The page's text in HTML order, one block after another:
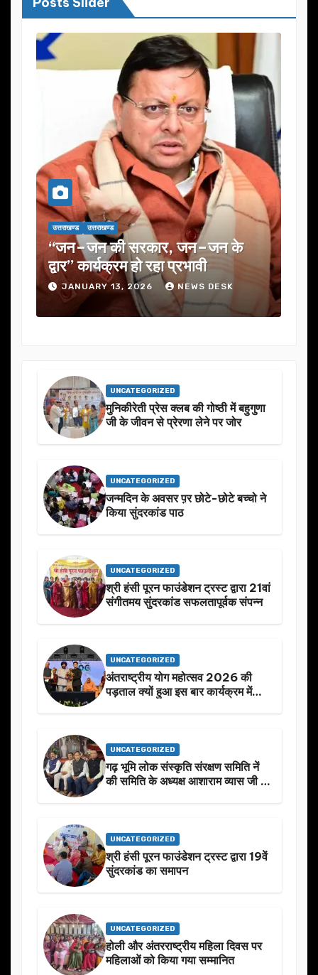
जन–जन के
NEWS DESK
उत्तराखण्ड उत्तराखण्ड
यूजेवीएन लिमिटेड की 132वीं बोर्ड
में कई अहम प्रस्तावों को मंजूरी
JANUARY 13, 2026 NEWS DESK
UNCATEGORIZED
मुनिकीरेती प्रेस क्लब की गोष्ठी में बहुगुणा
जी के जीवन से प्रेरणा लेने पर जोर
UNCATEGORIZED
जन्मदिन के अवसर प़र छोटे-छोटे बच्चो ने
किया सुंदरकांड पाठ
UNCATEGORIZED
श्री हंसी पूरन फाउंडेशन ट्रस्ट द्वारा 21वां
संगीतमय सुंदरकांड सफलतापूर्वक संपन्न
UNCATEGORIZED
अंतराष्ट्रीय योग महोत्सव 2026 की
पड़ताल क्यों हुआ इस बार कार्यक्रम में
UNCATEGORIZED
गढ़ भूमि लोक संस्कृति संरक्षण समिति नें
की समिति के अध्यक्ष आशाराम व्यास जी के
UNCATEGORIZED
श्री हंसी पूरन फाउंडेशन ट्रस्ट द्वारा 19वें
सुंदरकांड का समापन
UNCATEGORIZED
होली और अंतरराष्ट्रीय महिला दिवस पर
महिलाओं को किया गया सम्मानित